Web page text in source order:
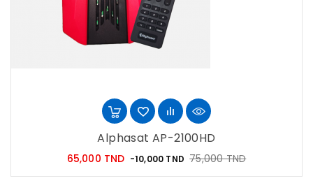
Alphasat AP-2100HD
65,000 TND Prix
-10,000 TND 75,000 TNDPrix